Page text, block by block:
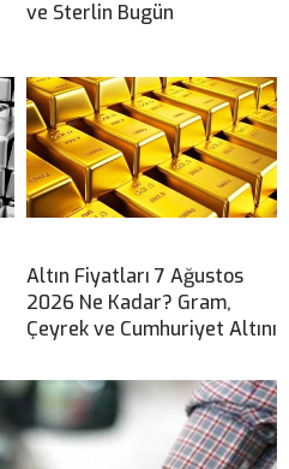
ve Sterlin Bugün
Altın Fiyatları 7 Ağustos
2026 Ne Kadar? Gram,
Çeyrek ve Cumhuriyet Altını